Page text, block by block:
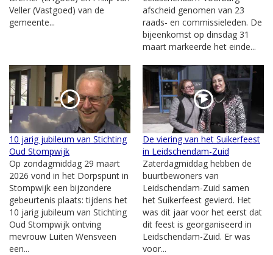
Veller (Vastgoed) van de
gemeente...
afscheid genomen van 23
raads- en commissieleden. De
bijeenkomst op dinsdag 31
maart markeerde het einde...
10 jarig jubileum van Stichting
Oud Stompwijk
Op zondagmiddag 29 maart
2026 vond in het Dorpspunt in
Stompwijk een bijzondere
gebeurtenis plaats: tijdens het
10 jarig jubileum van Stichting
Oud Stompwijk ontving
mevrouw Luiten Wensveen
een...
De viering van het Suikerfeest
in Leidschendam-Zuid
Zaterdagmiddag hebben de
buurtbewoners van
Leidschendam-Zuid samen
het Suikerfeest gevierd. Het
was dit jaar voor het eerst dat
dit feest is georganiseerd in
Leidschendam-Zuid. Er was
voor...